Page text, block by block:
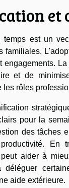
et
temps est un
familiales.
engagements.
et de
les rôles
pour la
des tâches
En
peut aider à
déléguer
aide extérieure.